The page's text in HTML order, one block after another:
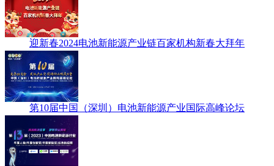
迎新春2024电池新能源产业链百家机构新春大拜年
第10届中国（深圳）电池新能源产业国际高峰论坛